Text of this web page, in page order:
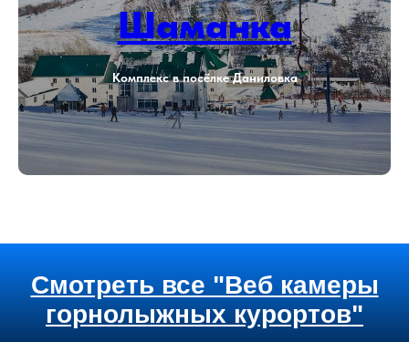
Шаманка
Комплекс в посёлке Даниловка
Смотреть все "Веб камеры
горнолыжных курортов"